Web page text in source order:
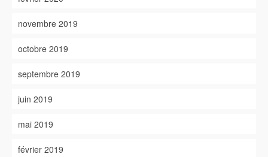
novembre 2019
octobre 2019
septembre 2019
juin 2019
mai 2019
février 2019